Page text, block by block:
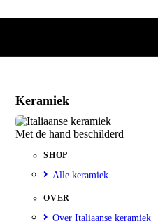
Keramiek
Met de hand beschilderd
SHOP
Alle keramiek
OVER
Over Italiaanse keramiek